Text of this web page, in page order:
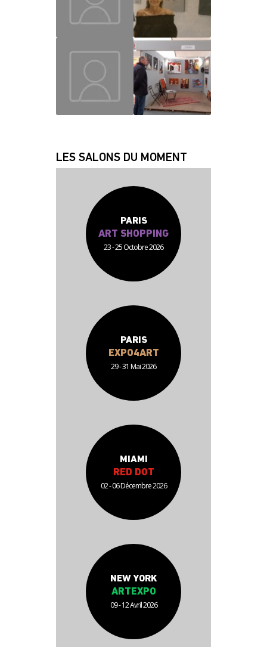
MAUD CHRISLAINE
LES SALONS DU MOMENT
PARIS
ART SHOPPING
23 - 25 Octobre 2026
PARIS
EXPO4ART
29 - 31 Mai 2026
MIAMI
RED DOT
02 - 06 Décembre 2026
NEW YORK
ARTEXPO
09 - 12 Avril 2026